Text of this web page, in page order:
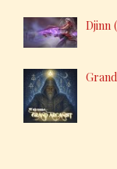
Djinn